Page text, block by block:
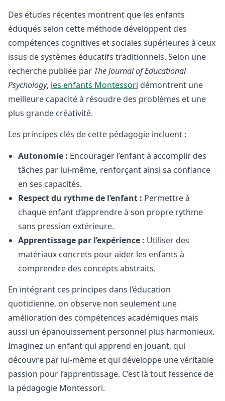
Des études récentes montrent que les enfants
éduqués selon cette méthode développent des
compétences cognitives et sociales supérieures à ceux
issus de systèmes éducatifs traditionnels. Selon une
recherche publiée par The Journal of Educational
Psychology, les enfants Montessori démontrent une
meilleure capacité à résoudre des problèmes et une
plus grande créativité.
Les principes clés de cette pédagogie incluent :
Autonomie : Encourager l’enfant à accomplir des
tâches par lui-même, renforçant ainsi sa confiance
en ses capacités.
Respect du rythme de l’enfant : Permettre à
chaque enfant d’apprendre à son propre rythme
sans pression extérieure.
Apprentissage par l’expérience : Utiliser des
matériaux concrets pour aider les enfants à
comprendre des concepts abstraits.
En intégrant ces principes dans l’éducation
quotidienne, on observe non seulement une
amélioration des compétences académiques mais
aussi un épanouissement personnel plus harmonieux.
Imaginez un enfant qui apprend en jouant, qui
découvre par lui-même et qui développe une véritable
passion pour l’apprentissage. C’est là tout l’essence de
la pédagogie Montessori.